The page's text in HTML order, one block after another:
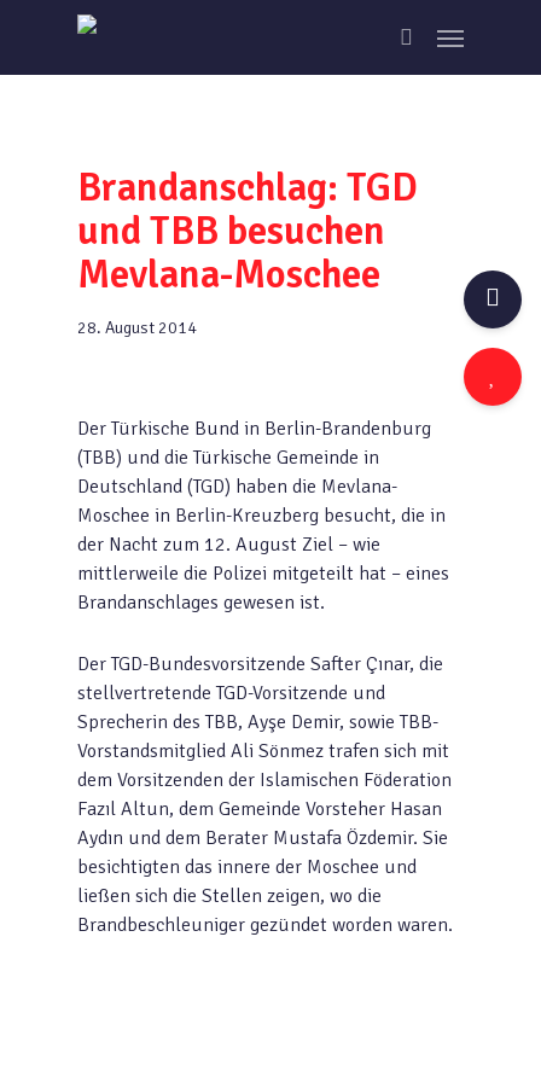
main
search
Menu
Brandanschlag: TGD
und TBB besuchen
Mevlana-Moschee
28. August 2014
Der Türkische Bund in Berlin-Brandenburg
(TBB) und die Türkische Gemeinde in
Deutschland (TGD) haben die Mevlana-
Moschee in Berlin-Kreuzberg besucht, die in
der Nacht zum 12. August Ziel – wie
mittlerweile die Polizei mitgeteilt hat – eines
Brandanschlages gewesen ist.
Der TGD-Bundesvorsitzende Safter Çınar, die
stellvertretende TGD-Vorsitzende und
Sprecherin des TBB, Ayşe Demir, sowie TBB-
Vorstandsmitglied Ali Sönmez trafen sich mit
dem Vorsitzenden der Islamischen Föderation
Fazıl Altun, dem Gemeinde Vorsteher Hasan
Aydın und dem Berater Mustafa Özdemir. Sie
besichtigten das innere der Moschee und
ließen sich die Stellen zeigen, wo die
Brandbeschleuniger gezündet worden waren.